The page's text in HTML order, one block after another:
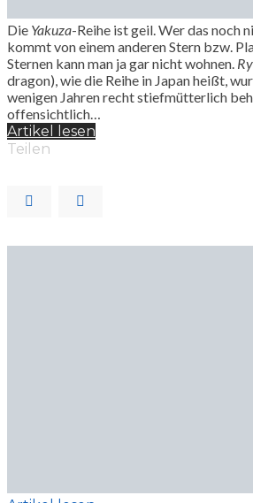
Die Yakuza-Reihe ist geil. Wer das noch
kommt von einem anderen Stern bzw.
Sternen kann man ja gar nicht wohnen.
dragon), wie die Reihe in Japan heißt,
wenigen Jahren recht stiefmütterlich
offensichtlich…
Artikel lesen
Teilen